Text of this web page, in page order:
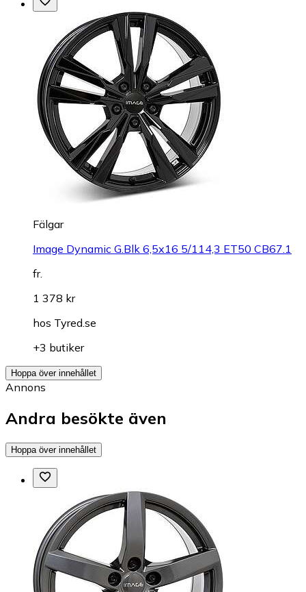
Fälgar
Image Dynamic G.Blk 6,5x16 5/114,3 ET50 CB67.1
fr.
1 378 kr
hos Tyred.se
+3 butiker
Hoppa över innehållet
Annons
Andra besökte även
Hoppa över innehållet